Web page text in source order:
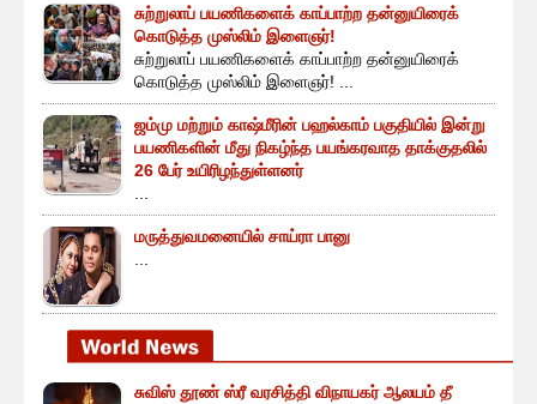
சுற்றுலாப் பயணிகளைக் காப்பாற்ற தன்னுயிரைக்
கொடுத்த முஸ்லிம் இளைஞர்!
சுற்றுலாப் பயணிகளைக் காப்பாற்ற தன்னுயிரைக்
கொடுத்த முஸ்லிம் இளைஞர்! ...
ஜம்மு மற்றும் காஷ்மீரின் பஹல்காம் பகுதியில் இன்று
பயணிகளின் மீது நிகழ்ந்த பயங்கரவாத தாக்குதலில்
26 பேர் உயிரிழந்துள்ளனர்
...
மருத்துவமனையில் சாய்ரா பானு
...
சுவிஸ் தூண் ஸ்ரீ வரசித்தி விநாயகர் ஆலயம் தீ